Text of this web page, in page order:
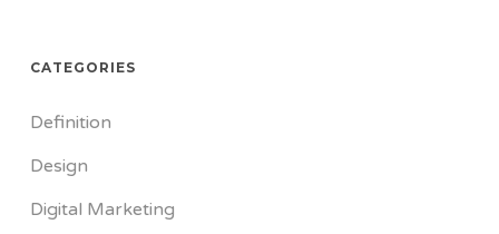
CATEGORIES
Definition
Design
Digital Marketing